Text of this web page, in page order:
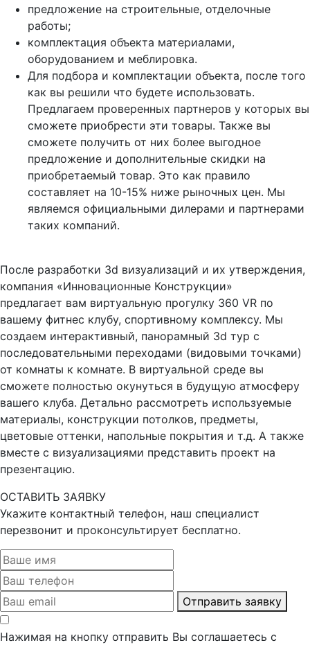
предложение на строительные, отделочные
работы;
комплектация объекта материалами,
оборудованием и меблировка.
Для подбора и комплектации объекта, после того
как вы решили что будете использовать.
Предлагаем проверенных партнеров у которых вы
сможете приобрести эти товары. Также вы
сможете получить от них более выгодное
предложение и дополнительные скидки на
приобретаемый товар. Это как правило
составляет на 10-15% ниже рыночных цен. Мы
являемся официальными дилерами и партнерами
таких компаний.
После разработки 3d визуализаций и их утверждения,
компания «Инновационные Конструкции»
предлагает вам виртуальную прогулку 360 VR по
вашему фитнес клубу, спортивному комплексу. Мы
создаем интерактивный, панорамный 3d тур с
последовательными переходами (видовыми точками)
от комнаты к комнате. В виртуальной среде вы
сможете полностью окунуться в будущую атмосферу
вашего клуба. Детально рассмотреть используемые
материалы, конструкции потолков, предметы,
цветовые оттенки, напольные покрытия и т.д. А также
вместе с визуализациями представить проект на
презентацию.
ОСТАВИТЬ ЗАЯВКУ
Укажите контактный телефон, наш специалист
перезвонит и проконсультирует бесплатно.
Отправить заявку
Нажимая на кнопку отправить Вы соглашаетесь с